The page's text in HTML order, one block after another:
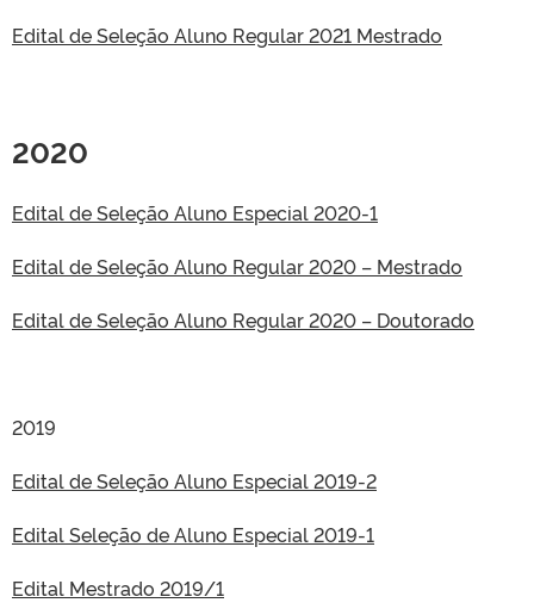
Edital de Seleção Aluno Regular 2021 Mestrado
2020
Edital de Seleção Aluno Especial 2020-1
Edital de Seleção Aluno Regular 2020 – Mestrado
Edital de Seleção Aluno Regular 2020 – Doutorado
2019
Edital de Seleção Aluno Especial 2019-2
Edital Seleção de Aluno Especial 2019-1
Edital Mestrado 2019/1